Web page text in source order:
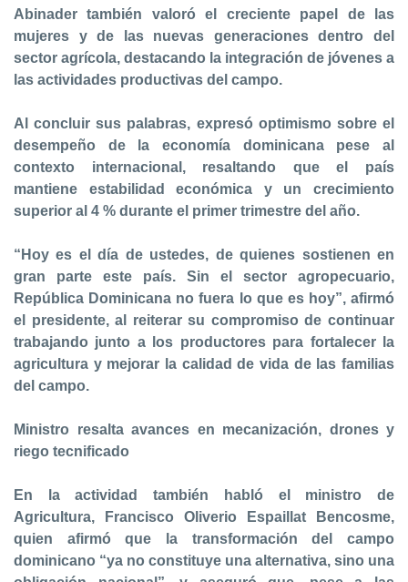
Abinader también valoró el creciente papel de las
mujeres y de las nuevas generaciones dentro del
sector agrícola, destacando la integración de jóvenes a
las actividades productivas del campo.
Al concluir sus palabras, expresó optimismo sobre el
desempeño de la economía dominicana pese al
contexto internacional, resaltando que el país
mantiene estabilidad económica y un crecimiento
superior al 4 % durante el primer trimestre del año.
“Hoy es el día de ustedes, de quienes sostienen en
gran parte este país. Sin el sector agropecuario,
República Dominicana no fuera lo que es hoy”, afirmó
el presidente, al reiterar su compromiso de continuar
trabajando junto a los productores para fortalecer la
agricultura y mejorar la calidad de vida de las familias
del campo.
Ministro resalta avances en mecanización, drones y
riego tecnificado
En la actividad también habló el ministro de
Agricultura, Francisco Oliverio Espaillat Bencosme,
quien afirmó que la transformación del campo
dominicano “ya no constituye una alternativa, sino una